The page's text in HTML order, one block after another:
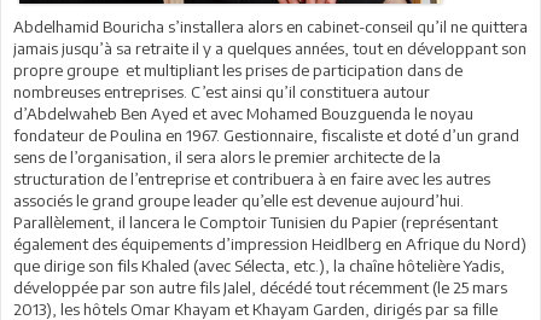
Abdelhamid Bouricha s’installera alors en cabinet-conseil qu’il ne quittera
jamais jusqu’à sa retraite il y a quelques années, tout en développant son
propre groupe et multipliant les prises de participation dans de
nombreuses entreprises. C’est ainsi qu’il constituera autour
d’Abdelwaheb Ben Ayed et avec Mohamed Bouzguenda le noyau
fondateur de Poulina en 1967. Gestionnaire, fiscaliste et doté d’un grand
sens de l’organisation, il sera alors le premier architecte de la
structuration de l’entreprise et contribuera à en faire avec les autres
associés le grand groupe leader qu’elle est devenue aujourd’hui.
Parallèlement, il lancera le Comptoir Tunisien du Papier (représentant
également des équipements d’impression Heidlberg en Afrique du Nord)
que dirige son fils Khaled (avec Sélecta, etc.), la chaîne hôtelière Yadis,
développée par son autre fils Jalel, décédé tout récemment (le 25 mars
2013), les hôtels Omar Khayam et Khayam Garden, dirigés par sa fille